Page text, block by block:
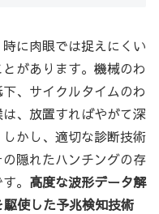
に肉眼では捉えにくい
があります。機械のわ
、サイクルタイムのわ
、放置すればやがて深
かし、適切な診断技術
隠れたハンチングの存
。 高度な波形データ解
使した予兆検知技術